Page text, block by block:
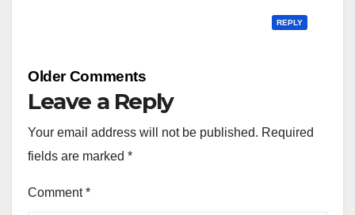
REPLY
Comment
Older Comments
Leave a Reply
Your email address will not be published. Required
fields are marked *
Comment*